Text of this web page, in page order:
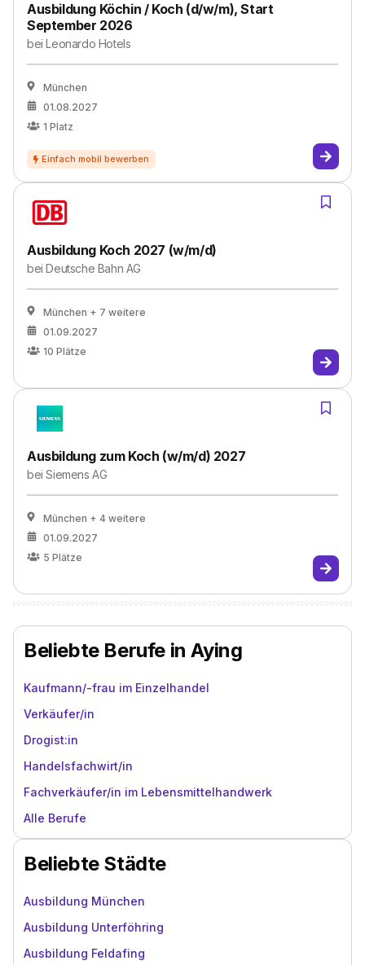
Ausbildung Köchin / Koch (d/w/m), Start
September 2026
beiLeonardo Hotels
München
01.08.2027
1 Platz
Ausbildung Koch 2027 (w/m/d)
beiDeutsche Bahn AG
München + 7 weitere
01.09.2027
10 Plätze
Ausbildung zum Koch (w/m/d) 2027
beiSiemens AG
München + 4 weitere
01.09.2027
5 Plätze
Beliebte Berufe in Aying
Kaufmann/-frau im Einzelhandel
Verkäufer/in
Drogist:in
Handelsfachwirt/in
Fachverkäufer/in im Lebensmittelhandwerk
Alle Berufe
Beliebte Städte
Ausbildung München
Ausbildung Unterföhring
Ausbildung Feldafing